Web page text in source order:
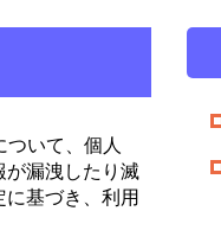
ついて、個人
が漏洩したり滅
基づき、利用